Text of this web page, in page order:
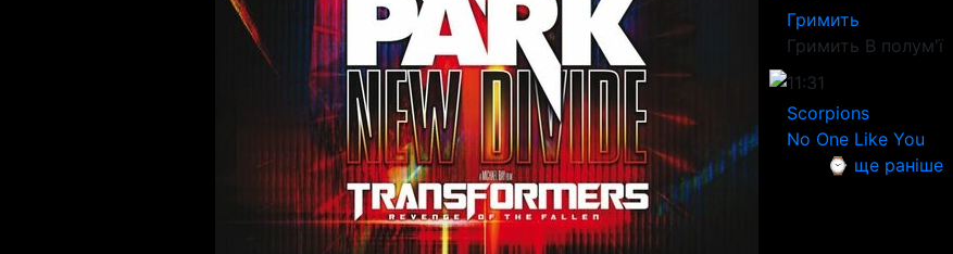
Гримить
Гримить В полум'ї
11:31
Scorpions
No One Like You
⌚ ще раніше